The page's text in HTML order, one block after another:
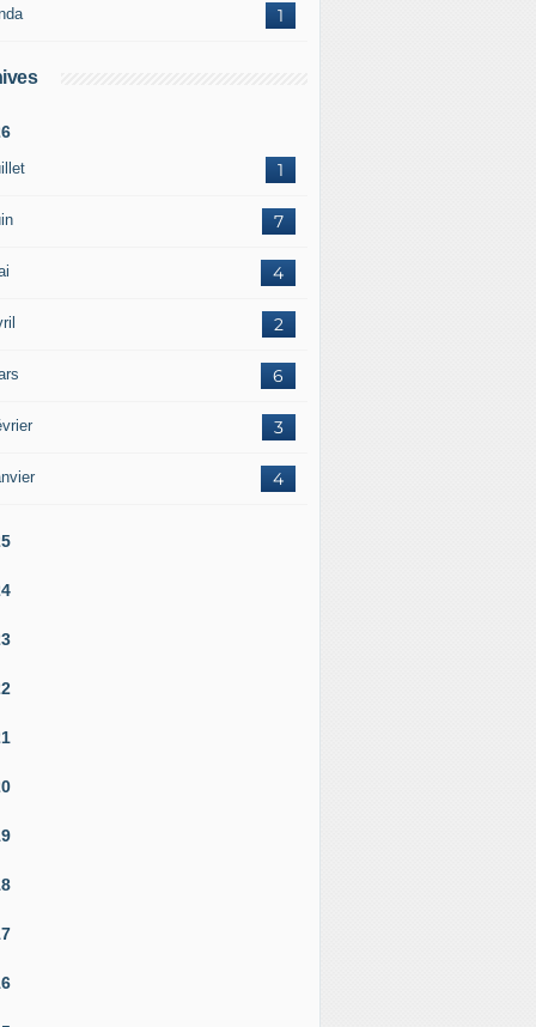
1
1
7
4
2
6
3
4